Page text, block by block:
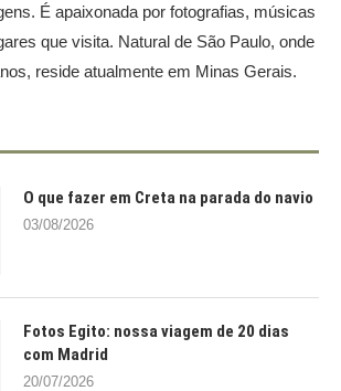
É apaixonada por fotografias, músicas
que visita. Natural de São Paulo, onde
reside atualmente em Minas Gerais.
O que fazer em Creta na parada do navio
03/08/2026
Fotos Egito: nossa viagem de 20 dias
com Madrid
20/07/2026